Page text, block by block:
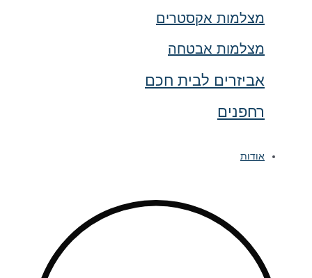
מצלמות אקסטרים
מצלמות אבטחה
אביזרים לבית חכם
רחפנים
אודות